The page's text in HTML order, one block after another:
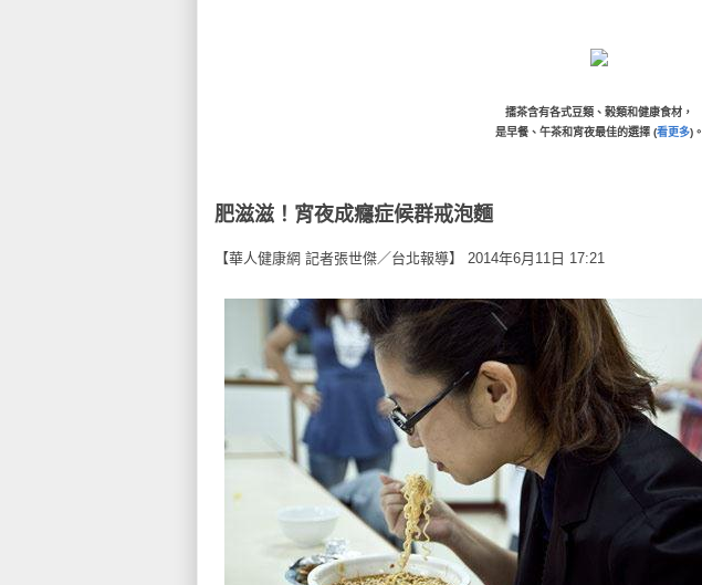
擂茶含有各式豆類、榖類和健康食材，
是早餐、午茶和宵夜最佳的選擇 (看更多)。
肥滋滋！宵夜成癮症候群戒泡麵
【華人健康網 記者張世傑／台北報導】 2014年6月11日 17:21